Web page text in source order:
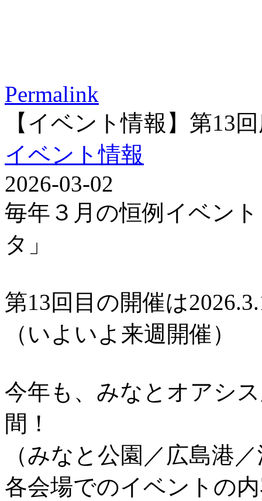
Permalink
【イベント情報】第13
イベント情報
2026-03-02
毎年３月の恒例イベン
タ」
第13回目の開催は
（いよいよ来週開催）
今年も、みなとオアシ
間！
（みなと公園／広島港
各会場でのイベントの